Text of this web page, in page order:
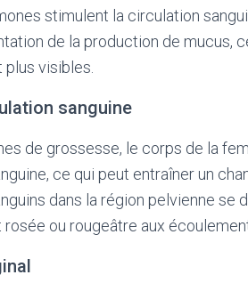
stimulent la circulation
de la production de mucus,
visibles.
sanguine
de grossesse, le corps de la
ce qui peut entraîner un
dans la région pelvienne se
ou rougeâtre aux